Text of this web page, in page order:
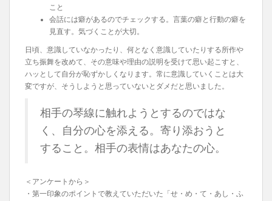
こと
会話には癖があるのでチェックする。言葉の癖と行動の癖を
見直す。気づくことが大切。
日頃、意識していなかったり、何となく意識していたりする所作や
立ち振舞を改めて、その意味や理由の説明を受けて思い起こすと、
ハッとして自分が恥ずかしくなります。常に意識していくことは大
変ですが、そうしようと思っていないとダメだと思いました。
相手の琴線に触れようとするのではな
く、自分の心を添える。寄り添おうと
すること。相手の表情はあなたの心。
＜アンケートから＞
・第一印象のポイントで教えていただいた「せ・め・て・あし・ふ